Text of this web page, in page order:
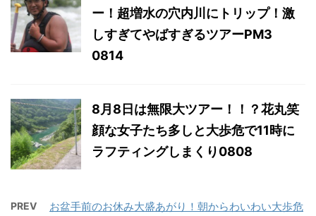
ー！超増水の穴内川にトリップ！激
しすぎてやばすぎるツアーPM3
0814
8月8日は無限大ツアー！！？花丸笑
顔な女子たち多しと大歩危で11時に
ラフティングしまくり0808
PREV
お盆手前のお休み大盛あがり！朝からわいわい大歩危